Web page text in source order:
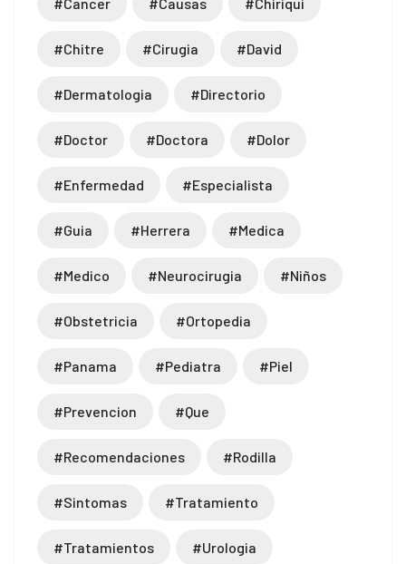
#chitre #cirugia #david
#dermatologia #directorio
#doctor #doctora #dolor
#enfermedad #especialista
#guia #herrera #medica
#medico #neurocirugia #niños
#obstetricia #ortopedia
#panama #pediatra #piel
#prevencion #que
#recomendaciones #rodilla
#sintomas #tratamiento
#tratamientos #urologia